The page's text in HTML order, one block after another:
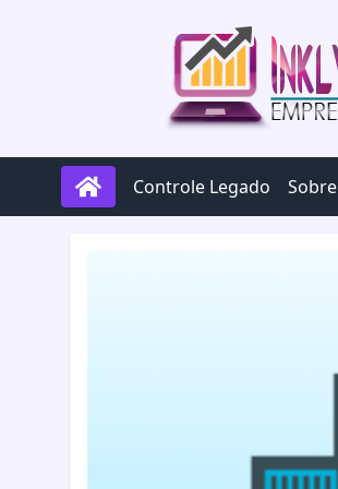
Pular para o conteúdo
Controle Legado Sobre